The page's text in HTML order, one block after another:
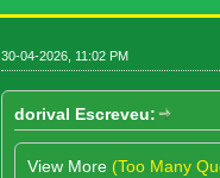
30-04-2026, 11:02 PM
dorival Escreveu:
View More (Too Many